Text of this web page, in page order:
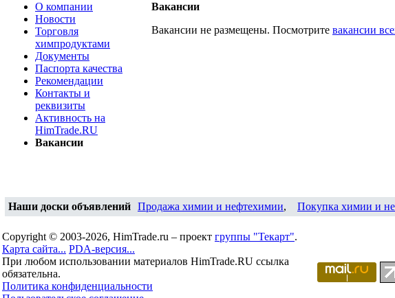
О компании
Новости
Торговля
химпродуктами
Документы
Паспорта качества
Рекомендации
Контакты и
реквизиты
Активность на
HimTrade.RU
Вакансии
Вакансии
Вакансии не размещены. Посмотрите вакансии
Наши доски объявлений Продажа химии и нефтехимии, Покупка химии и
Copyright © 2003-2026, HimTrade.ru – проект группы "Текарт".
Карта сайта... PDA-версия...
При любом использовании материалов HimTrade.RU ссылка
обязательна.
Политика конфиденциальности